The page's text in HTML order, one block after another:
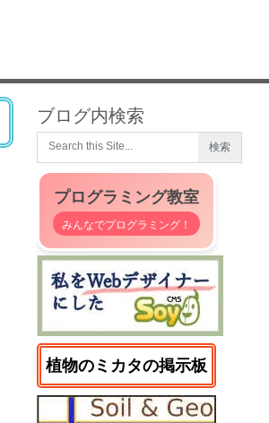
ブログ内検索
プログラミング教室
みんなでプログラミング！
植物のミカタの掲示板